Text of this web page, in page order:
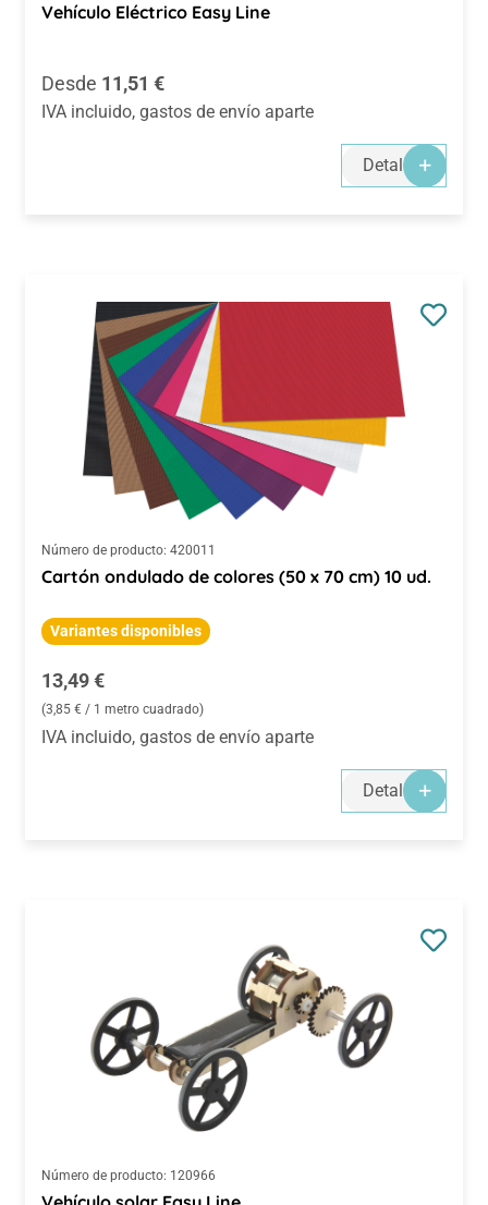
Vehículo Eléctrico Easy Line
Precio normal:
Desde 11,51 €
IVA incluido, gastos de envío aparte
Detalles
Número de producto: 420011
Cartón ondulado de colores (50 x 70 cm) 10 ud.
Variantes disponibles
Precio normal:
13,49 €
(3,85 € / 1 metro cuadrado)
IVA incluido, gastos de envío aparte
Detalles
Número de producto: 120966